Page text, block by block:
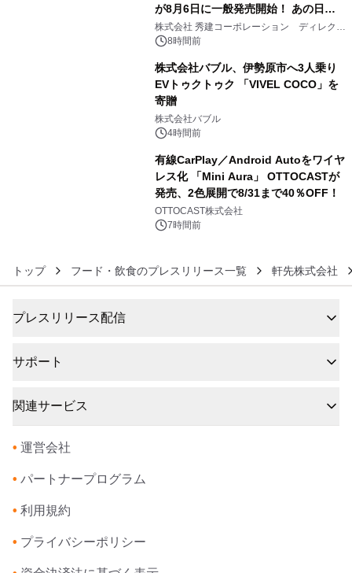
が8月6日に一般発売開始！ あの日の
大興奮が今甦る
株式会社 秀建コーポレーション ディレクト
アートギャラリー
8時間前
株式会社バブル、伊勢原市へ3人乗り
EVトゥクトゥク 「VIVEL COCO」を
寄贈
株式会社バブル
4時間前
有線CarPlay／Android Autoをワイヤ
レス化 「Mini Aura」 OTTOCASTが
発売、2色展開で8/31まで40％OFF！
OTTOCAST株式会社
7時間前
トップ フード・飲食のプレスリリース一覧 軒先株式会社
プレスリリース配信
サポート
関連サービス
• 運営会社
• パートナープログラム
• 利用規約
• プライバシーポリシー